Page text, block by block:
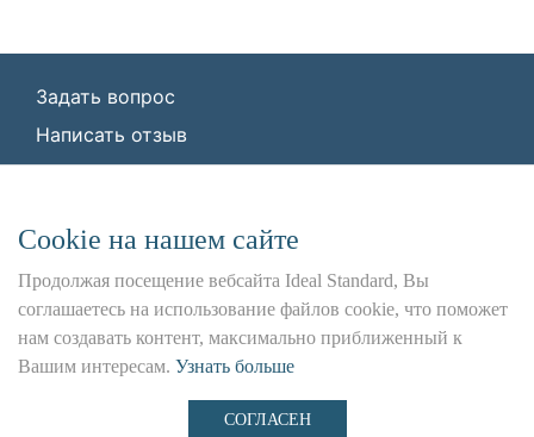
Задать вопрос
Написать отзыв
7736342535, КПП: 772501001, ОГРН:
1227700443266,
Юр. адрес: 115162, г. Москва, Шаболовка ул.,
д. 31 Б
Использование данного сайта является предметом
Положения и Условия,Политика
иФайлы cookie
Сookie на нашем сайте
Продолжая посещение вебсайта Ideal Standard, Вы
соглашаетесь на использование файлов cookie, что поможет
нам создавать контент, максимально приближенный к
Вашим интересам. Узнать больше
СОГЛАСЕН